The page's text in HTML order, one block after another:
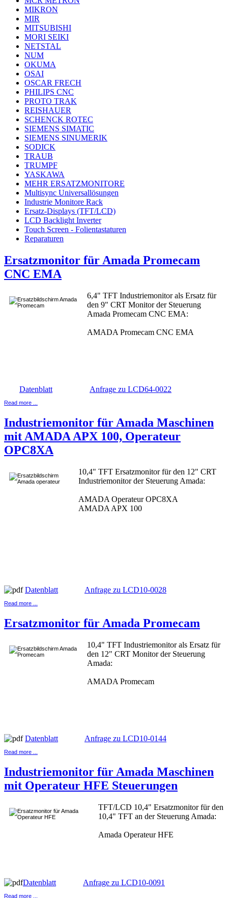
MIKRON
MIR
MITSUBISHI
MORI SEIKI
NETSTAL
NUM
OKUMA
OSAI
OSCAR FRECH
PHILIPS CNC
PROTO TRAK
REISHAUER
SCHENCK ROTEC
SIEMENS SIMATIC
SIEMENS SINUMERIK
SODICK
TRAUB
TRUMPF
YASKAWA
MEHR ERSATZMONITORE
Multisync Universallösungen
Industrie Monitore Rack
Ersatz-Displays (TFT/LCD)
LCD Backlight Inverter
Touch Screen - Folientastaturen
Reparaturen
Ersatzmonitor für Amada Promecam
CNC EMA
6,4" TFT Industriemonitor als Ersatz für
den 9" CRT Monitor der Steuerung
Amada Promecam CNC EMA:
AMADA Promecam CNC EMA
Datenblatt Anfrage zu LCD64-0022
Read more ...
Industriemonitor für Amada Maschinen
mit AMADA APX 100, Operateur
OPC8XA
10,4" TFT Ersatzmonitor für den 12" CRT
Industriemonitor der Steuerung Amada:
AMADA Operateur OPC8XA
AMADA APX 100
Datenblatt Anfrage zu LCD10-0028
Read more ...
Ersatzmonitor für Amada Promecam
10,4" TFT Industriemonitor als Ersatz für
den 12" CRT Monitor der Steuerung
Amada:
AMADA Promecam
Datenblatt Anfrage zu LCD10-0144
Read more ...
Industriemonitor für Amada Maschinen
mit Operateur HFE Steuerungen
TFT/LCD 10,4" Ersatzmonitor für den
10,4" TFT an der Steuerung Amada:
Amada Operateur HFE
Datenblatt Anfrage zu LCD10-0091
Read more ...